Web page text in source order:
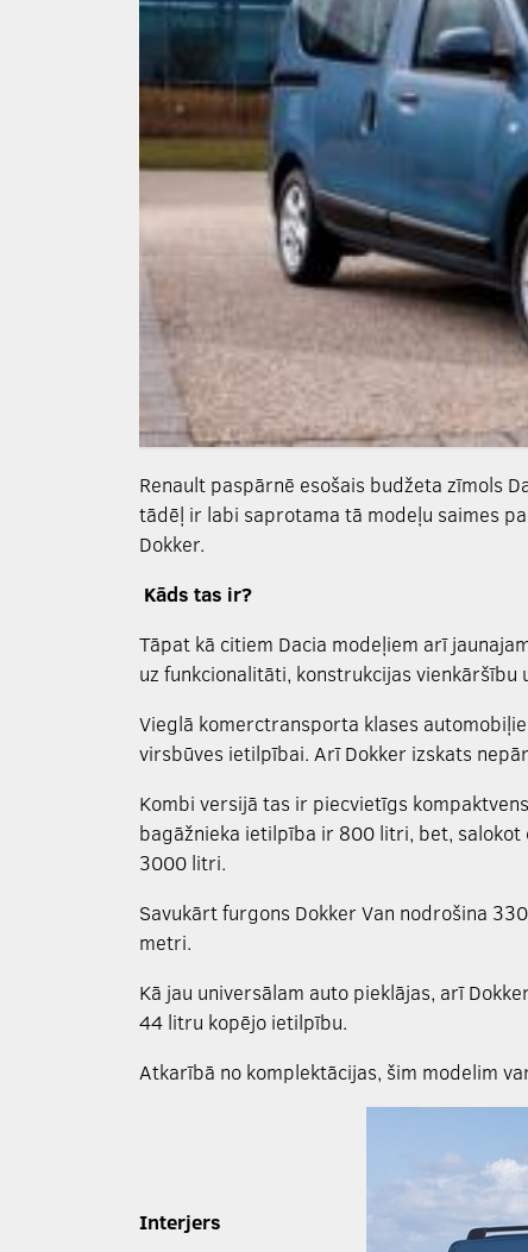
Renault paspārnē esošais budžeta zīmols
tādēļ ir labi saprotama tā modeļu saimes
Dokker.
Kāds tas ir?
Tāpat kā citiem Dacia modeļiem arī
uz funkcionalitāti, konstrukcijas vienkāršību
Vieglā komerctransporta klases
virsbūves ietilpībai. Arī Dokker izskats
Kombi versijā tas ir piecvietīgs
bagāžnieka ietilpība ir 800 litri, bet,
3000 litri.
Savukārt furgons Dokker Van nodrošina
metri.
Kā jau universālam auto pieklājas, arī
44 litru kopējo ietilpību.
Atkarībā no komplektācijas, šim modelim
Interjers